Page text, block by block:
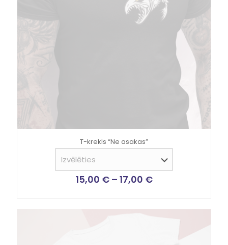
T-krekls “Ne asakas”
15,00 € – 17,00 €